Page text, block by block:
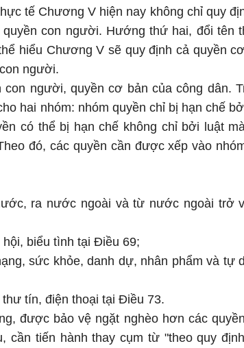
tế Chương V hiện nay không chỉ quy
con người. Hướng thứ hai, đổi tên
hiểu Chương V sẽ quy định cả quyền
người.
con người, quyền cơ bản của công dân.
hai nhóm: nhóm quyền chỉ bị hạn chế
có thể bị hạn chế không chỉ bởi luật
đó, các quyền cần được xếp vào
ra nước ngoài và từ nước ngoài trở
biểu tình tại Điều 69;
sức khỏe, danh dự, nhân phẩm và tự
tín, điện thoại tại Điều 73.
được bảo vệ ngặt nghèo hơn các
cần tiến hành thay cụm từ "theo quy